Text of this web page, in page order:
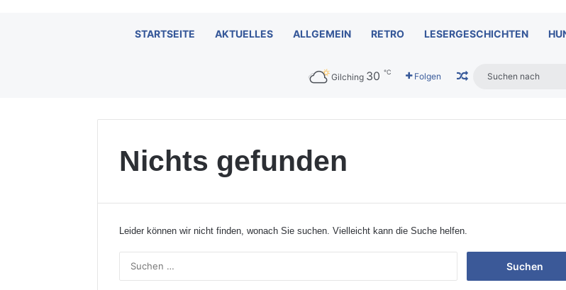
STARTSEITE AKTUELLES ALLGEMEIN RETRO LESERGESCHICHTEN
Gilching 30 ℃ Folgen Zufälliger Artikel
Nichts gefunden
Leider können wir nicht finden, wonach Sie suchen. Vielleicht kann die Suche helfen.